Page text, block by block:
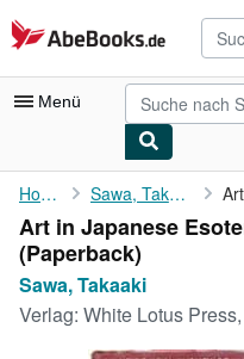
Zum Hauptinhalt
AbeBooks.de
Menü
Nutzerkonto
Meine Bestellungen
Detailsuche
Sammlungen
Home Sawa, Takaaki
Art in Japanese
(Paperback)
Sawa, Takaaki
Verlag: White Lotus